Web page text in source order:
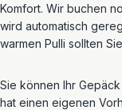
Komfort. Wir buchen
wird automatisch
warmen Pulli sollten
Sie können Ihr
hat einen eigenen